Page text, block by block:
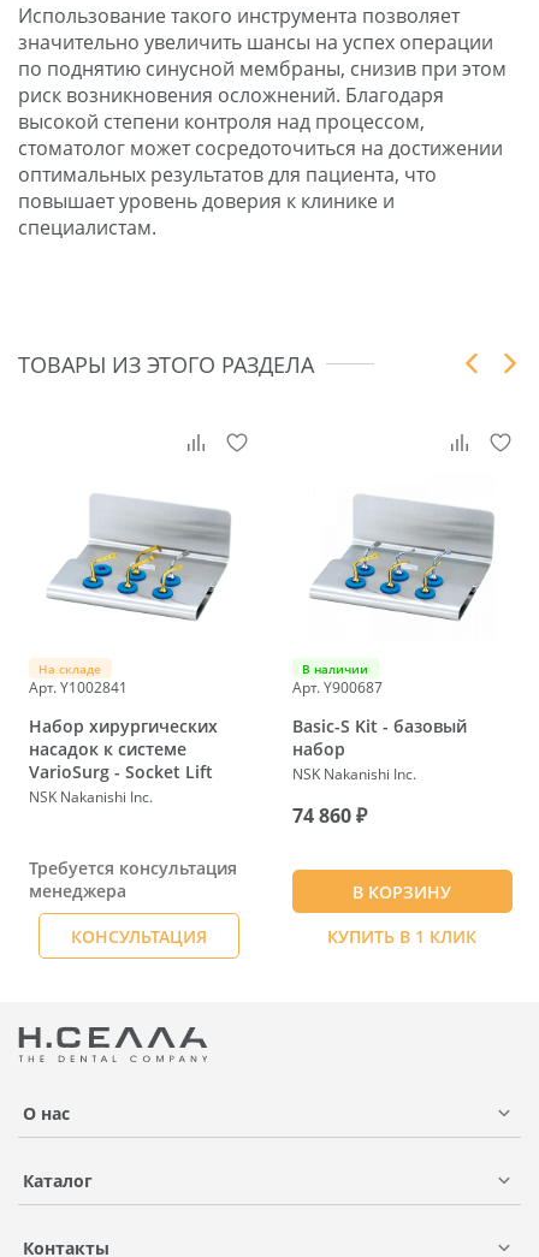
Использование такого инструмента позволяет
значительно увеличить шансы на успех операции
по поднятию синусной мембраны, снизив при этом
риск возникновения осложнений. Благодаря
высокой степени контроля над процессом,
стоматолог может сосредоточиться на достижении
оптимальных результатов для пациента, что
повышает уровень доверия к клинике и
специалистам.
ТОВАРЫ ИЗ ЭТОГО РАЗДЕЛА
На складе
Арт. Y1002841
Набор хирургических
насадок к системе
VarioSurg - Socket Lift
NSK Nakanishi Inc.
Требуется консультация
менеджера
КОНСУЛЬТАЦИЯ
В наличии
Арт. Y900687
Basic-S Kit - базовый
набор
NSK Nakanishi Inc.
74 860 ₽
В КОРЗИНУ
КУПИТЬ В 1 КЛИК
О нас
Каталог
Контакты